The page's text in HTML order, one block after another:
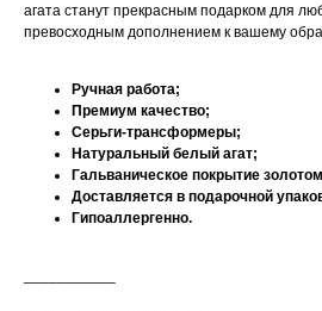
агата станут прекрасным подарком для
превосходным дополнением к вашему
Ручная работа;
Премиум качество;
Серьги-трансформеры;
Натуральный белый агат;
Гальваническое покрытие
Доставляется в подарочной
Гипоаллергенно.